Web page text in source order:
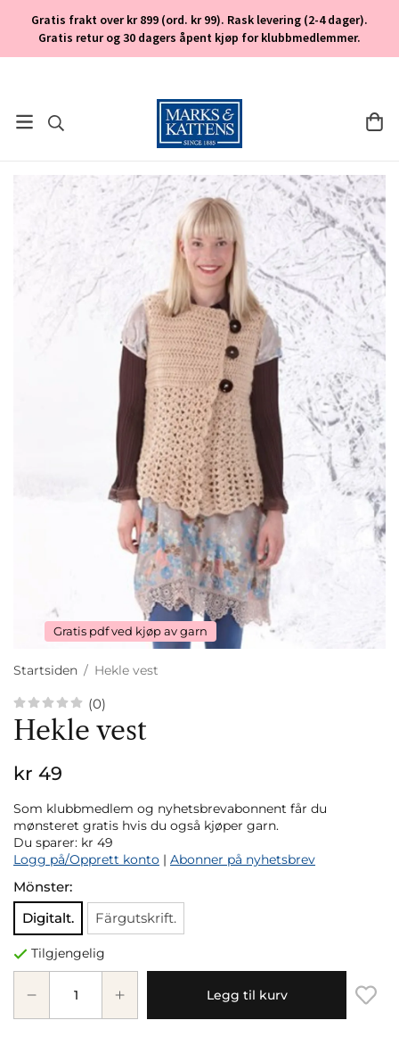
Gratis frakt over kr 899 (ord. kr 99). Rask levering (2-4 dager).
Gratis retur og 30 dagers åpent kjøp for klubbmedlemmer.
Gratis pdf ved kjøp av garn
Startsiden / Hekle vest
(0)
Hekle vest
kr 49
Som klubbmedlem og nyhetsbrevabonnent får du
mønsteret gratis hvis du også kjøper garn.
Du sparer: kr 49
Logg på/Opprett konto | Abonner på nyhetsbrev
Mönster:
Digitalt.
Färgutskrift.
Tilgjengelig
Legg til kurv